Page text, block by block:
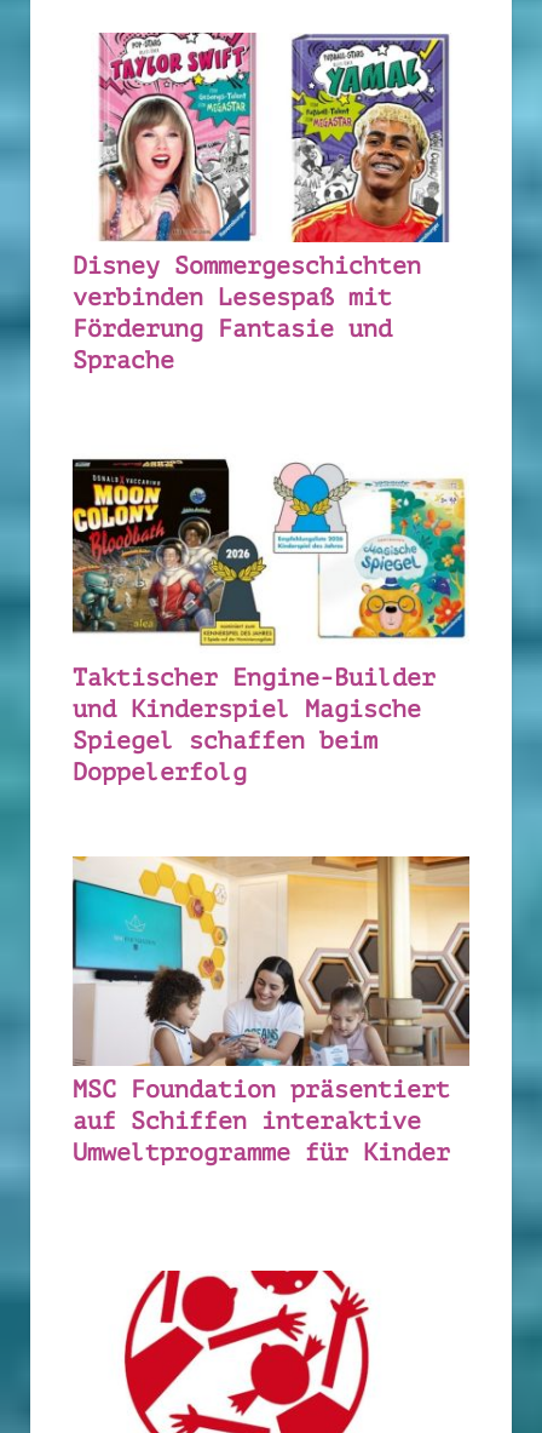
Disney Sommergeschichten
verbinden Lesespaß mit
Förderung Fantasie und
Sprache
Taktischer Engine-Builder
und Kinderspiel Magische
Spiegel schaffen beim
Doppelerfolg
MSC Foundation präsentiert
auf Schiffen interaktive
Umweltprogramme für Kinder